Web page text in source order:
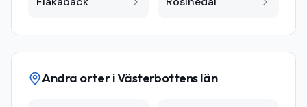
Andra orter iVästerbottens län